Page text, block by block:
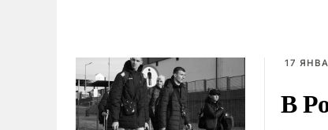
17
В